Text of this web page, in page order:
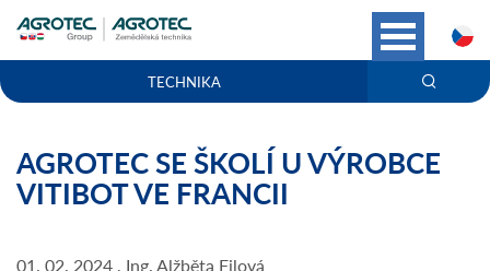
TECHNIKA
AGROTEC SE ŠKOLÍ U VÝROBCE
VITIBOT VE FRANCII
01. 02. 2024 , Ing. Alžběta Filová